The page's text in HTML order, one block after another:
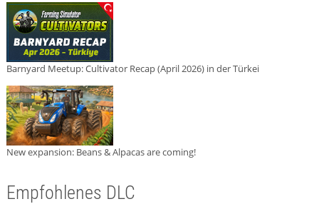
Barnyard Meetup: Cultivator Recap (April 2026) in der Türkei
New expansion: Beans & Alpacas are coming!
Empfohlenes DLC